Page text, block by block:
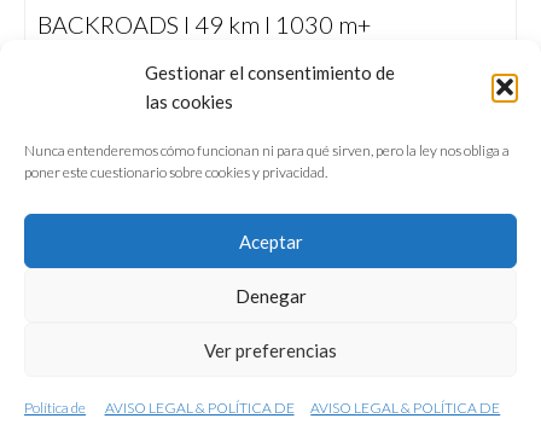
Gestionar el consentimiento de
las cookies
Nunca entenderemos cómo funcionan ni para qué sirven, pero la ley nos obliga a
poner este cuestionario sobre cookies y privacidad.
Aceptar
Denegar
Ver preferencias
Política de AVISO LEGAL & POLÍTICA DE AVISO LEGAL & POLÍTICA DE
BACKROADS I 49 km I 1030 m+
tranquila y panorámica carretera del Puerto
del Serrablo y Las Bellostas, en el Biello
Sobrarbe.
CONFERENCIAS
VÍDEOS & REPORTAJES TV
NUESTROS LIBROS